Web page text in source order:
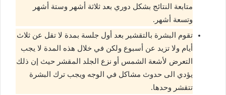
متابعة النتائج بشكل دوري بعد ثلاثة أشهر وستة أشهر
وتسعة أشهر.
تقوم البشرة بالتقشير بعد أول جلسة بمدة لا تقل عن ثلاث
أيام ولا تزيد عن أسبوع ولكن في خلال هذه المدة لا يجب
التعرض لأشعة الشمس أو نزع الجلد المقشر حيث إن ذلك
يؤدي الى حدوث مشاكل في الوجه ويجب ترك البشرة
تتقشر وحدها.